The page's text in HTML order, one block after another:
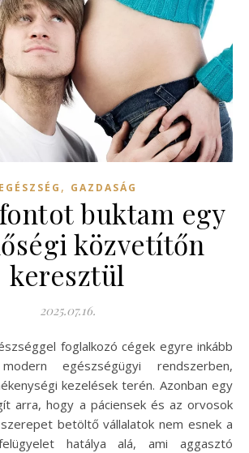
EGÉSZSÉG , GAZDASÁG
buktam egy
közvetítőn
keresztül
2025.07.16.
egészségügyi rendszerben,
kezelések terén. Azonban egy
arra, hogy a páciensek és az orvosok
betöltő vállalatok nem esnek a
hatálya alá, ami aggasztó